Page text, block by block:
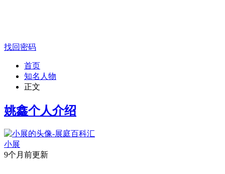
找回密码
首页
知名人物
正文
姚鑫个人介绍
小展
9个月前更新